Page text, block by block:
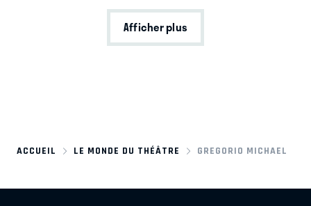
Afficher plus
ACCUEIL LE MONDE DU THÉÂTRE GREGORIO MICHAEL